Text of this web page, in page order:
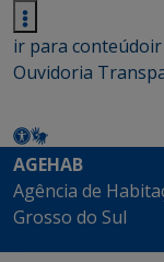
ir para conteúdo
Ouvidoria
AGEHAB
Agência de
Grosso do Sul